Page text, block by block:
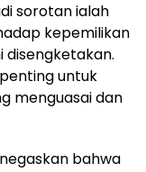
sorotan ialah
kepemilikan
disengketakan.
untuk
menguasai dan
bahwa